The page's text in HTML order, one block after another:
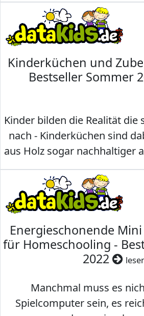
Kinderküchen und
Bestseller Sommer
Kinder bilden die Realität die
nach - Kinderküchen sind
aus Holz sogar nachhaltiger
Energieschonende
für Homeschooling -
2022
Manchmal muss es
Spielcomputer sein, es